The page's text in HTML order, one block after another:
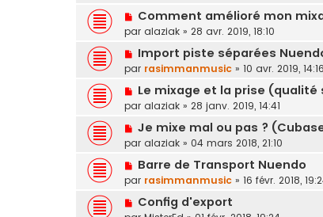
Comment amélioré mon
par alaziak » 28 avr. 2019, 18:10
Import piste séparées
par rasimmanmusic » 10 avr. 2019, 14:16
Le mixage et la prise (qualité
par alaziak » 28 janv. 2019, 14:41
Je mixe mal ou pas ?
par alaziak » 04 mars 2018, 21:10
Barre de Transport Nuendo
par rasimmanmusic » 16 févr. 2018,
Config d'export